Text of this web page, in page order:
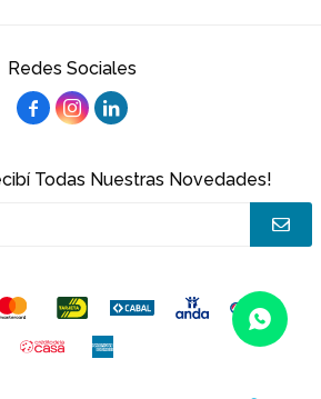
Redes Sociales
  
Todas Nuestras Novedades!